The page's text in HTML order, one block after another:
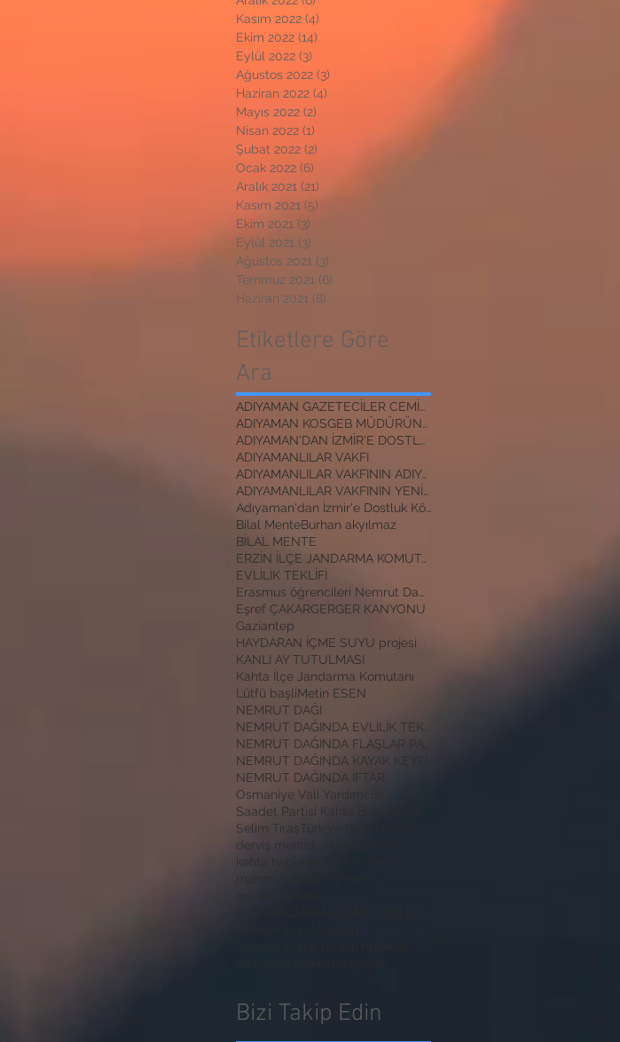
Kasım 2022 (4)
Ekim 2022 (14)
Eylül 2022 (3)
Ağustos 2022 (3)
Haziran 2022 (4)
Mayıs 2022 (2)
Nisan 2022 (1)
Şubat 2022 (2)
Ocak 2022 (6)
Aralık 2021 (21)
Kasım 2021 (5)
Ekim 2021 (3)
Eylül 2021 (3)
Ağustos 2021 (3)
Temmuz 2021 (6)
Haziran 2021 (8)
Etiketlere Göre
Ara
ADIYAMAN GAZETECİLER CEMİYETİ BAŞKANI
ADIYAMAN KOSGEB MÜDÜRÜNE ZİYARET
ADIYAMAN'DAN İZMİR'E DOSTLUK KÖPRÜSÜ
ADIYAMANLILAR VAKFI
ADIYAMANLILAR VAKFININ ADIYAMAN ŞUBESİ YENİ BAŞKAN
ADIYAMANLILAR VAKFININ YENİ BAŞKANI
Adıyaman'dan İzmir'e Dostluk Köprüsü
Bilal MenteBurhan akyılmaz
BİLAL MENTE
ERZİN İLÇE JANDARMA KOMUTANI
EVLİLİK TEKLİFİ
Erasmus öğrencileri Nemrut Dağı Milli Parkında
Eşref ÇAKARGERGER KANYONU
Gaziantep
HAYDARAN İÇME SUYU projesi
KANLI AY TUTULMASI
Kahta İlçe Jandarma Komutanı
Lütfü başliMetin ESEN
NEMRUT DAĞI
NEMRUT DAĞINDA KAYAK KEYFİ
NEMRUT DAĞINDA İFTAR
Osmaniye Vali Yardımcısı
Selim Tıraş
derviş mente
Bizi Takip Edin